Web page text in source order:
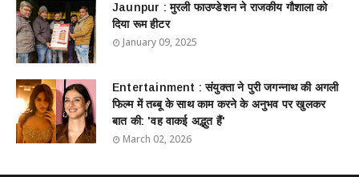
Jaunpur : ​मुरली फाउण्डेशन ने राजकीय गौशाला को
दिया रूम हीटर
January 09, 2025
Entertainment : ​संयुक्ता ने पुरी जगन्नाथ की अगली
फिल्म में तब्बू के साथ काम करने के अनुभव पर खुलकर
बात की: 'वह वाकई अद्भुत हैं'
March 02, 2026